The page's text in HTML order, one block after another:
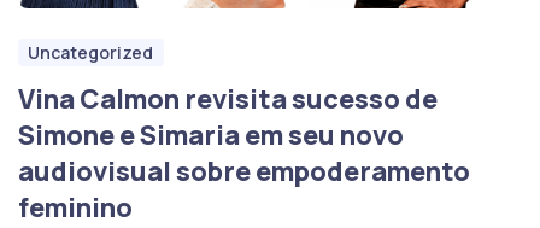
Uncategorized
Vina Calmon revisita sucesso de
Simone e Simaria em seu novo
audiovisual sobre empoderamento
feminino